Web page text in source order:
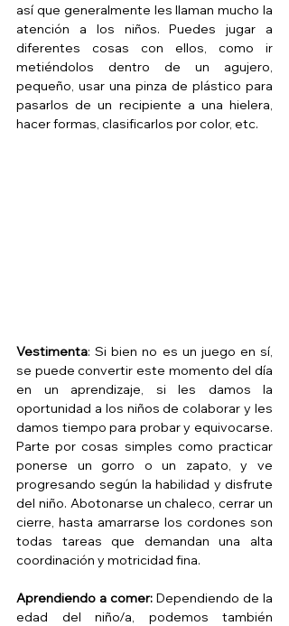
así que generalmente les llaman mucho la
atención a los niños. Puedes jugar a
diferentes cosas con ellos, como ir
metiéndolos dentro de un agujero,
pequeño, usar una pinza de plástico para
pasarlos de un recipiente a una hielera,
hacer formas, clasificarlos por color, etc.
Vestimenta: Si bien no es un juego en sí,
se puede convertir este momento del día
en un aprendizaje, si les damos la
oportunidad a los niños de colaborar y les
damos tiempo para probar y equivocarse.
Parte por cosas simples como practicar
ponerse un gorro o un zapato, y ve
progresando según la habilidad y disfrute
del niño. Abotonarse un chaleco, cerrar un
cierre, hasta amarrarse los cordones son
todas tareas que demandan una alta
coordinación y motricidad fina.
Aprendiendo a comer: Dependiendo de la
edad del niño/a, podemos también